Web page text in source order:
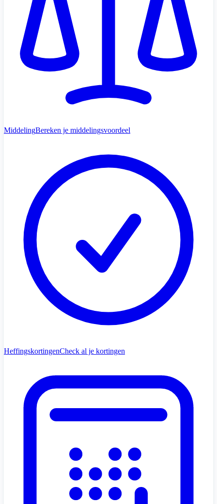
MiddelingBereken je middelingsvoordeel
HeffingskortingenCheck al je kortingen